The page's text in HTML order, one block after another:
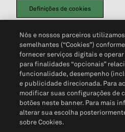
Definições de cookies
Política de PrivacidadePortal de
Não Venda Minhas Informações
Nós e nossos parceiros
semelhantes (“Cookies”)
fornecer serviços digitais e
para finalidades “opcionais”
funcionalidade, desempenho
e publicidade direcionada. Para
modificar suas configurações de
botões neste banner. Para mais
alterar sua escolha
sobre Cookies.